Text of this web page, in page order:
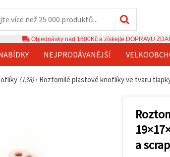
Objednávky nad 1600Kč a získejte DOPRAVU
NEJPRODÁVANĚJŠÍ
(138)› Roztomilé plastové knoflíky ve tvaru
a